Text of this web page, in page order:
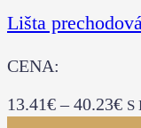
Lišta
CENA:
13.41€–40.23€ S